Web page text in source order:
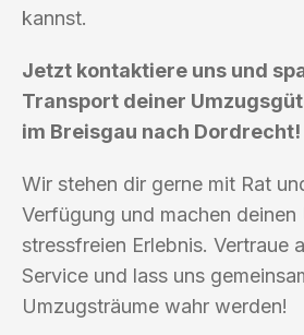
kannst.
Jetzt kontaktiere uns und
Transport deiner
im Breisgau nach Dordrecht!
Wir stehen dir gerne mit Rat
Verfügung und machen deinen
stressfreien Erlebnis. Vertraue
Service und lass uns
Umzugsträume wahr werden!